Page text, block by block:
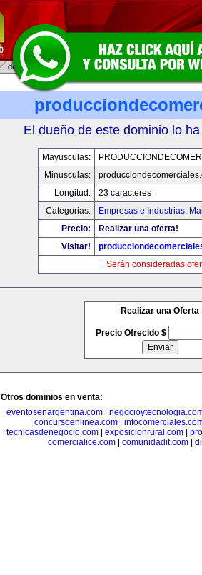
El dueño de este dominio lo
Mayusculas:
Minusculas:
Longitud:
23 caracteres
Categorias:
Empresas e Industrias,
Precio:
Realizar una oferta!
Visitar!
Serán consideradas
Realizar una Oferta
Precio Ofrecido $
Otros dominios en venta:
eventosenargentina.com
concursoenlinea.com|
tecnicasdenegocio.com
exposicionrural.com
comercialice.com| comunidadit.com|